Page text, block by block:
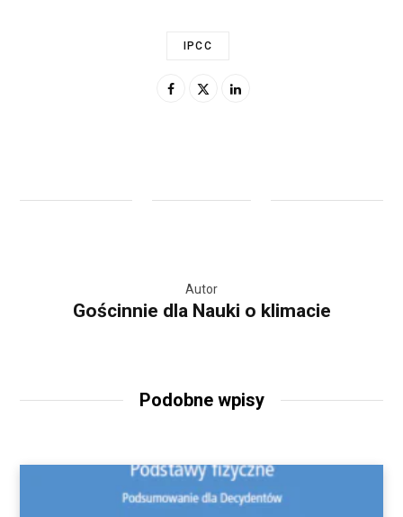
IPCC
Autor
Gościnnie dla Nauki o klimacie
Podobne wpisy